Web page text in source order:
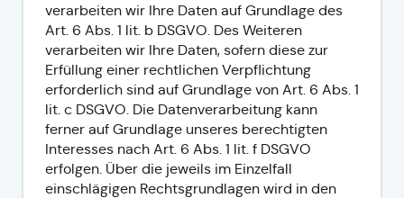
verarbeiten wir Ihre Daten auf Grundlage des
Art. 6 Abs. 1 lit. b DSGVO. Des Weiteren
verarbeiten wir Ihre Daten, sofern diese zur
Erfüllung einer rechtlichen Verpflichtung
erforderlich sind auf Grundlage von Art. 6 Abs. 1
lit. c DSGVO. Die Datenverarbeitung kann
ferner auf Grundlage unseres berechtigten
Interesses nach Art. 6 Abs. 1 lit. f DSGVO
erfolgen. Über die jeweils im Einzelfall
einschlägigen Rechtsgrundlagen wird in den